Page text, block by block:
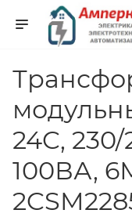
24C, 230/
100ВА,